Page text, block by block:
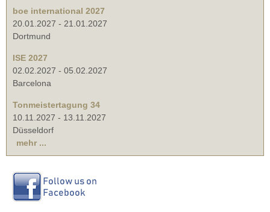
boe international 2027
20.01.2027 - 21.01.2027
Dortmund
ISE 2027
02.02.2027 - 05.02.2027
Barcelona
Tonmeistertagung 34
10.11.2027 - 13.11.2027
Düsseldorf
mehr ...